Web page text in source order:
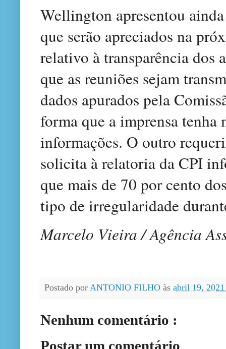
Wellington apresentou
que serão apreciados na
relativo à transparência dos
que as reuniões sejam
dados apurados pela
forma que a imprensa tenha
informações. O outro
solicita à relatoria da CPI
que mais de 70 por cento
tipo de irregularidade
Marcelo Vieira / Agência
Postado por ANTONIO FILHO às abril 19,
Nenhum comentário :
Postar um comentário